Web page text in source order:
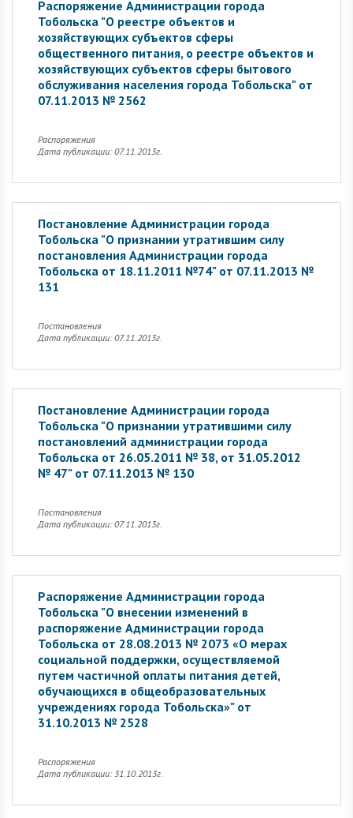
Распоряжение Администрации города
Тобольска "О реестре объектов и
хозяйствующих субъектов сферы
общественного питания, о реестре объектов и
хозяйствующих субъектов сферы бытового
обслуживания населения города Тобольска" от
07.11.2013 № 2562
Распоряжения
Дата публикации: 07.11.2013г.
Постановление Администрации города
Тобольска "О признании утратившим силу
постановления Администрации города
Тобольска от 18.11.2011 №74" от 07.11.2013 №
131
Постановления
Дата публикации: 07.11.2013г.
Постановление Администрации города
Тобольска "О признании утратившими силу
постановлений администрации города
Тобольска от 26.05.2011 № 38, от 31.05.2012
№ 47" от 07.11.2013 № 130
Постановления
Дата публикации: 07.11.2013г.
Распоряжение Администрации города
Тобольска "О внесении изменений в
распоряжение Администрации города
Тобольска от 28.08.2013 № 2073 «О мерах
социальной поддержки, осуществляемой
путем частичной оплаты питания детей,
обучающихся в общеобразовательных
учреждениях города Тобольска»" от
31.10.2013 № 2528
Распоряжения
Дата публикации: 31.10.2013г.